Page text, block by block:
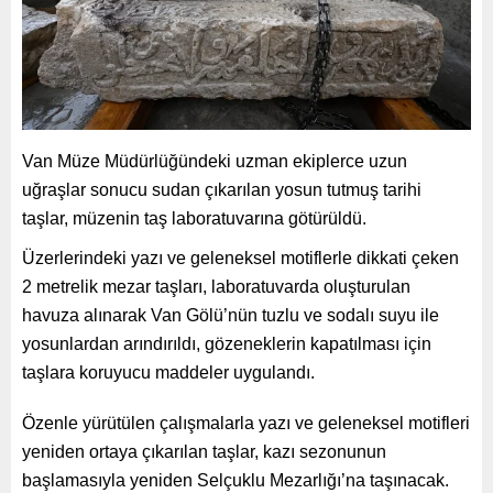
Van Müze Müdürlüğündeki uzman ekiplerce uzun
uğraşlar sonucu sudan çıkarılan yosun tutmuş tarihi
taşlar, müzenin taş laboratuvarına götürüldü.
Üzerlerindeki yazı ve geleneksel motiflerle dikkati çeken
2 metrelik mezar taşları, laboratuvarda oluşturulan
havuza alınarak Van Gölü’nün tuzlu ve sodalı suyu ile
yosunlardan arındırıldı, gözeneklerin kapatılması için
taşlara koruyucu maddeler uygulandı.
Özenle yürütülen çalışmalarla yazı ve geleneksel motifleri
yeniden ortaya çıkarılan taşlar, kazı sezonunun
başlamasıyla yeniden Selçuklu Mezarlığı’na taşınacak.